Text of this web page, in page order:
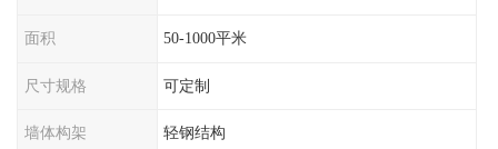
面积 50-1000平米
尺寸规格 可定制
墙体构架 轻钢结构